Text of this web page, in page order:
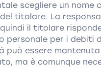
scegliere un nome
titolare. La
il titolare
personale per i debiti
può essere mantenuta
ma è comunque